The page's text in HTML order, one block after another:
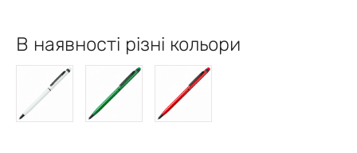
В наявності різні кольори